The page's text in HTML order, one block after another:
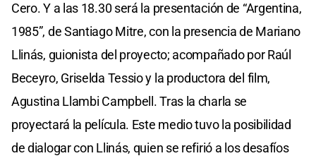
Cero. Y a las 18.30 será la presentación de “Argentina,
1985”, de Santiago Mitre, con la presencia de Mariano
Llinás, guionista del proyecto; acompañado por Raúl
Beceyro, Griselda Tessio y la productora del film,
Agustina Llambi Campbell. Tras la charla se
proyectará la película. Este medio tuvo la posibilidad
de dialogar con Llinás, quien se refirió a los desafíos